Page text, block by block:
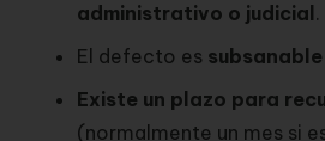
administrativo o judicial .
El defecto es
Existe un plazo para
(normalmente un mes si